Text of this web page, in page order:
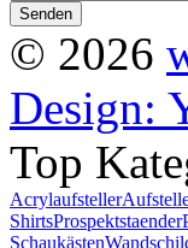
© 2026
Design:
Top
Acrylaufsteller
ShirtsProspektstaender
Schaukästen